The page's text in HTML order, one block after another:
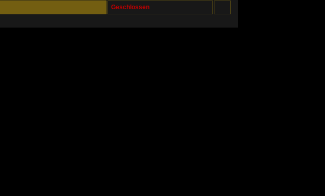
Geschlossen